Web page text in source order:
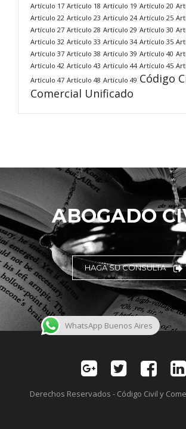
Artículo 17 Artículo 18 Artículo 19 Artículo 20
Artículo 22 Artículo 23 Artículo 24 Artículo 25
Artículo 27 Artículo 28 Artículo 29 Artículo 30
Artículo 32 Artículo 33 Artículo 34 Artículo 35
Artículo 37 Artículo 38 Artículo 39 Artículo 40
Artículo 42 Artículo 43 Artículo 44 Artículo 45
Artículo 47 Artículo 48 Artículo 49 Código
Comercial Unificado
ABOGADO
HAGA SU CONSULTA
Derechos Reservados - Código Civil y
WhatsApp Buenos Aires